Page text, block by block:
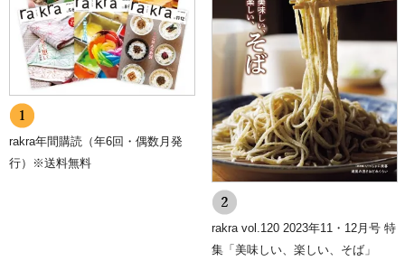
rakra年間購読（年6回・偶数月発
行）※送料無料
rakra vol.120 2023年11・12月号 特
集「美味しい、楽しい、そば」